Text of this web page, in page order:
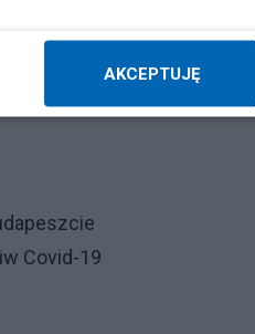
Covid-19
AKCEPTUJĘ